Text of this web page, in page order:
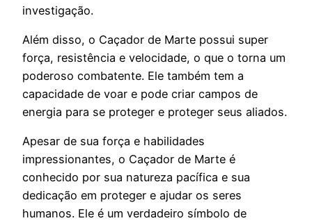
investigação.
Além disso, o Caçador de Marte possui super
força, resistência e velocidade, o que o torna um
poderoso combatente. Ele também tem a
capacidade de voar e pode criar campos de
energia para se proteger e proteger seus aliados.
Apesar de sua força e habilidades
impressionantes, o Caçador de Marte é
conhecido por sua natureza pacífica e sua
dedicação em proteger e ajudar os seres
humanos. Ele é um verdadeiro símbolo de